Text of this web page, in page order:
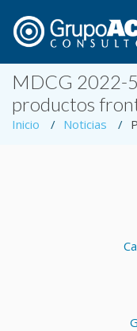
MDCG 2022-
productos
Inicio Noticias